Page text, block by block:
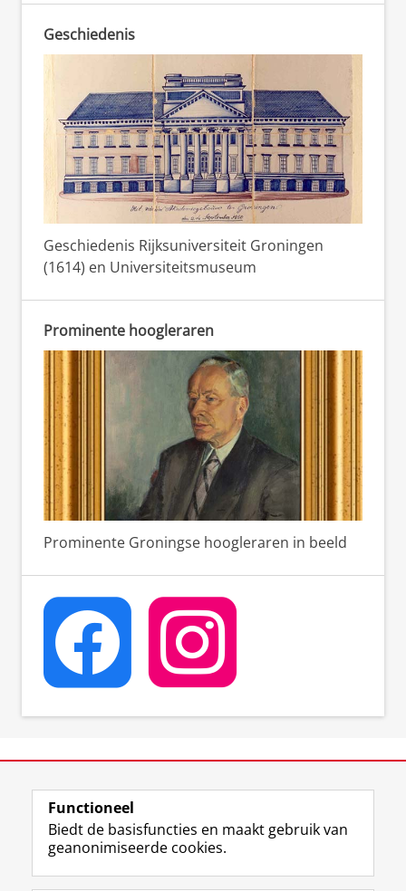
Geschiedenis
Geschiedenis Rijksuniversiteit Groningen
(1614) en Universiteitsmuseum
Prominente hoogleraren
Prominente Groningse hoogleraren in beeld
View this page in:English
Volg ons op
F
T
I
Functioneel
Biedt de basisfuncties en maakt gebruik van
geanonimiseerde cookies.